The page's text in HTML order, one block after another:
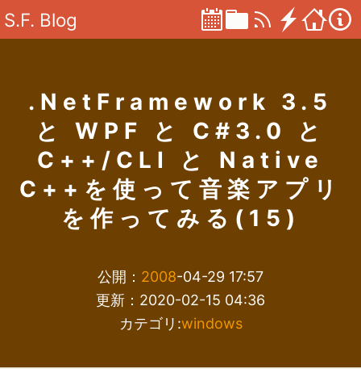
S.F. Blog
.NetFramework 3.5
と WPF と C#3.0 と
C++/CLI と Native
C++を使って音楽アプリ
を作ってみる(15)
公開： 2008-04-29 17:57
更新：2020-02-15 04:36
カテゴリ:windows